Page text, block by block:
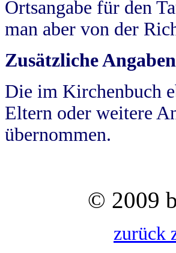
Ortsangabe für den
man aber von der
Zusätzliche
Die im Kirchenbuch
Eltern oder weitere
übernommen.
© 2009
zurück